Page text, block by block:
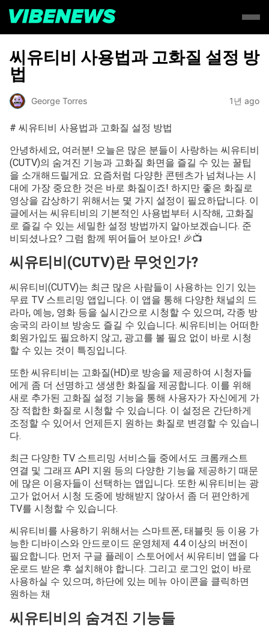
씨유티비 사용법과 고화질 설정 방
법
George Torres 1년 ago
# 씨유티비 사용법과 고화질 설정 방법
안녕하세요, 여러분! 오늘은 많은 분들이 사랑하는 씨유티비
(CUTV)의 숨겨진 기능과 고화질 화면을 즐길 수 있는 꿀팁
을 소개해드릴게요. 요즘처럼 다양한 콘텐츠가 넘쳐나는 시
대에 가장 중요한 것은 바로 화질이죠! 하지만 좋은 화질로
영상을 감상하기 위해서는 몇 가지 설정이 필요하답니다. 이
글에서는 씨유티비의 기본적인 사용법부터 시작해, 고화질
로 즐길 수 있는 세밀한 설정 방법까지 알아보겠습니다. 준
비되셨나요? 그럼 함께 뛰어들어 보아요! 🎉📺
씨유티비(CUTV)란 무엇인가?
씨유티비(CUTV)는 최근 많은 사람들이 사용하는 인기 있는
무료 TV 스트리밍 앱입니다. 이 앱을 통해 다양한 채널의 드
라마, 예능, 영화 등을 실시간으로 시청할 수 있으며, 각종 방
송국의 라이브 방송도 즐길 수 있습니다. 씨유티비는 어떠한
회원가입도 필요하지 않고, 광고를 볼 필요 없이 바로 시청
할 수 있는 것이 특징입니다.
또한 씨유티비는 고화질(HD)로 방송을 제공하여 시청자들
에게 좀 더 선명하고 생생한 화질을 제공합니다. 이를 위해
새로 추가된 고화질 설정 기능을 통해 사용자가 자신에게 가
장 적합한 화질로 시청할 수 있습니다. 이 설정은 간단하게
조정할 수 있어서 언제든지 원하는 화질로 변경할 수 있습니
다.
최근 다양한 TV 스트리밍 서비스들 중에서도 크롬캐스트
연결 및 그래프 API 지원 등의 다양한 기능을 제공하기 때문
에 많은 이용자들이 선택하는 앱입니다. 또한 씨유티비는 광
고가 없어서 시청 도중에 방해받지 않아서 좀 더 편안하게
TV를 시청할 수 있습니다.
씨유티비를 사용하기 위해서는 스마트폰, 태블릿 등 이용 가
능한 디바이스와 안드로이드 운영체제 4.4 이상의 버전이
필요합니다. 먼저 구글 플레이 스토어에서 씨유티비 앱을 다
운로드 받은 후 설치해야 합니다. 그리고 로그인 없이 바로
사용하실 수 있으며, 하단에 있는 메뉴 아이콘을 클릭하면
원하는 채
씨유티비의 숨겨진 기능들